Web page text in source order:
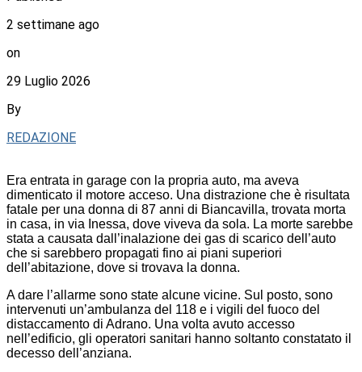
2 settimane ago
on
29 Luglio 2026
By
REDAZIONE
Era entrata in garage con la propria auto, ma aveva
dimenticato il motore acceso. Una distrazione che è risultata
fatale per una donna di 87 anni di Biancavilla, trovata morta
in casa, in via Inessa, dove viveva da sola. La morte sarebbe
stata a causata dall’inalazione dei gas di scarico dell’auto
che si sarebbero propagati fino ai piani superiori
dell’abitazione, dove si trovava la donna.
A dare l’allarme sono state alcune vicine. Sul posto, sono
intervenuti un’ambulanza del 118 e i vigili del fuoco del
distaccamento di Adrano. Una volta avuto accesso
nell’edificio, gli operatori sanitari hanno soltanto constatato il
decesso dell’anziana.